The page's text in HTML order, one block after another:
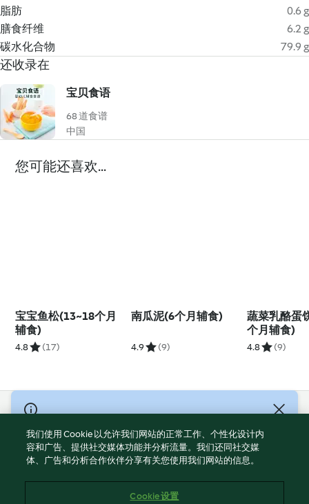
脂肪
0.6 g
膳食纤维
6.2 g
碳水化合物
79.9 g
还收录在
宝贝食语
68 道食谱
中国
您可能还喜欢...
宝宝鱼松(13~18个月
辅食)
4.8 (17)
南瓜泥(6个月辅食)
4.9 (9)
蔬菜乳酪蛋
个月辅食)
4.8 (9)
© Copyright 2021-2023 福维克信息科技(上海)有限公司 版权所有
2026
使用规定
我们使用 Cookie 以允许我们网站的正常工作、个性化设计内
容和广告、提供社交媒体功能并分析流量。我们还同社交媒
体、广告和分析合作伙伴分享有关您使用我们网站的信息。
Cookie 设置